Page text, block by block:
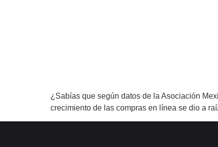
¿Sabías que según datos de la Asociación
crecimiento de las compras en línea se dio a